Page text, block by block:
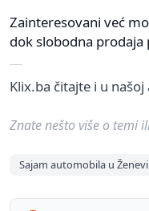
Zainteresovani već
dok slobodna
Klix.ba čitajte i u našoj
Znate nešto više o temi
Sajam automobila u Ženevi